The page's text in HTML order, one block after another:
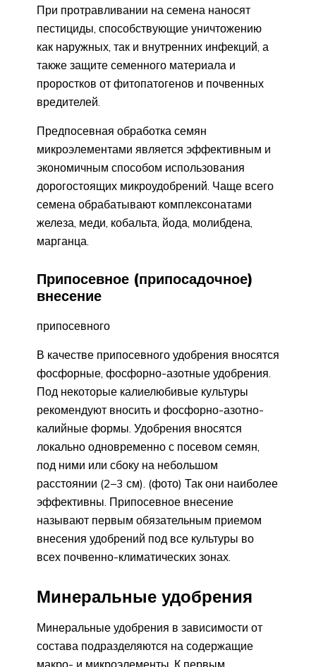
При протравливании на семена наносят
пестициды, способствующие уничтожению
как наружных, так и внутренних инфекций, а
также защите семенного материала и
проростков от фитопатогенов и почвенных
вредителей.
Предпосевная обработка семян
микроэлементами является эффективным и
экономичным способом использования
дорогостоящих микроудобрений. Чаще всего
семена обрабатывают комплексонатами
железа, меди, кобальта, йода, молибдена,
марганца.
Припосевное (припосадочное)
внесение
припосевного
В качестве припосевного удобрения вносятся
фосфорные, фосфорно-азотные удобрения.
Под некоторые калиелюбивые культуры
рекомендуют вносить и фосфорно-азотно-
калийные формы. Удобрения вносятся
локально одновременно с посевом семян,
под ними или сбоку на небольшом
расстоянии (2–3 см). (фото) Так они наиболее
эффективны. Припосевное внесение
называют первым обязательным приемом
внесения удобрений под все культуры во
всех почвенно-климатических зонах.
Минеральные удобрения
Минеральные удобрения в зависимости от
состава подразделяются на содержащие
макро- и микроэлементы. К первым